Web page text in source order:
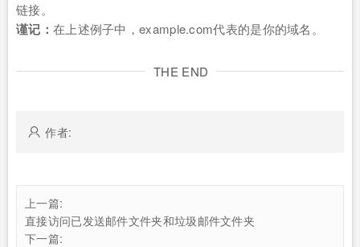
链接。
谨记： 在上述例子中，example.com代表的是你的域名。
THE END
作者:
上一篇:
直接访问已发送邮件文件夹和垃圾邮件文件夹
下一篇: